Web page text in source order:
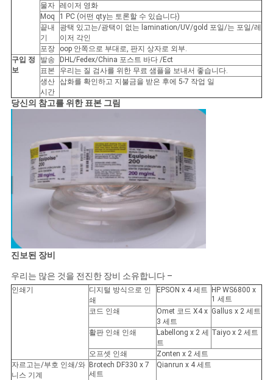
트
POLICY
물자 레이저 영화
Moq
1 PC (어떤 qty는 토론할 수 있습니다)
끝내
기
광택 있고는/광택이 없는 lamination/UV/gold 포일/는 포일/레
이저 각인
포장
oop 안쪽으로 부대로, 판지 상자로 외부.
구입 정
보
발송
DHL/Fedex/China 포스트 바다 /Ect
표본
우리는 질 검사를 위한 무료 샘플을 보내서 좋습니다.
생산
시간
삽화를 확인하고 지불금을 받은 후에 5-7 작업 일
당신의 참고를 위한 표본 그림
진보된 장비
우리는 많은 것을 전진한 장비 소유합니다 –
인쇄기
디지털 방식으로 인
쇄
EPSON x 4 세트
HP WS6800 x
1 세트
코드 인쇄
Omet 코드 X4 x
3 세트
Gallus x 2 세트
활판 인쇄 인쇄
Labellong x 2 세
트
Taiyo x 2 세트
오프셋 인쇄
Zonten x 2 세트
자르고는/부호 인쇄/와
니스 기계
Brotech DF330 x 7
세트
Qianrun x 4 세트